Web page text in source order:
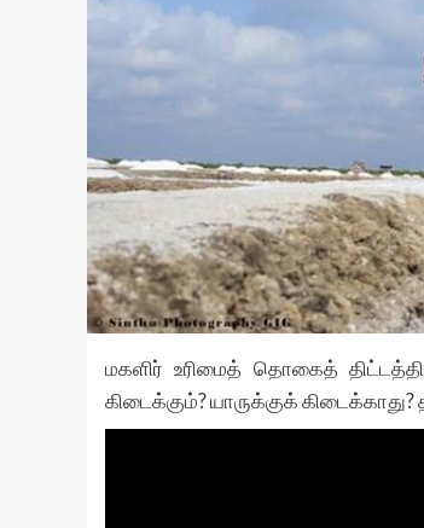
மகளிர் உரிமைத் தொகைத்
கிடைக்கும்? யாருக்குக் கிடைக்காது?